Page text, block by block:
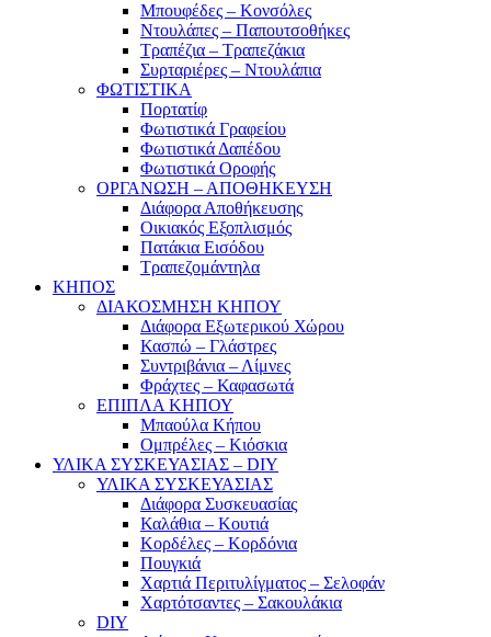
Μπουφέδες – Κονσόλες
Ντουλάπες – Παπουτσοθήκες
Τραπέζια – Τραπεζάκια
Συρταριέρες – Ντουλάπια
ΦΩΤΙΣΤΙΚΑ
Πορτατίφ
Φωτιστικά Γραφείου
Φωτιστικά Δαπέδου
Φωτιστικά Οροφής
ΟΡΓΑΝΩΣΗ – ΑΠΟΘΗΚΕΥΣΗ
Διάφορα Αποθήκευσης
Οικιακός Εξοπλισμός
Πατάκια Εισόδου
Τραπεζομάντηλα
ΚΗΠΟΣ
ΔΙΑΚΟΣΜΗΣΗ ΚΗΠΟΥ
Διάφορα Εξωτερικού Χώρου
Κασπώ – Γλάστρες
Συντριβάνια – Λίμνες
Φράχτες – Καφασωτά
ΕΠΙΠΛΑ ΚΗΠΟΥ
Μπαούλα Κήπου
Ομπρέλες – Κιόσκια
ΥΛΙΚΑ ΣΥΣΚΕΥΑΣΙΑΣ – DIY
ΥΛΙΚΑ ΣΥΣΚΕΥΑΣΙΑΣ
Διάφορα Συσκευασίας
Καλάθια – Κουτιά
Κορδέλες – Κορδόνια
Πουγκιά
Χαρτιά Περιτυλίγματος – Σελοφάν
Χαρτότσαντες – Σακουλάκια
DIY